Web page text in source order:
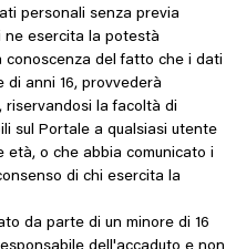
personali senza previa
ne esercita la potestà
conoscenza del fatto che i dati
anni 16, provvederà
riservandosi la facoltà di
sul Portale a qualsiasi utente
o che abbia comunicato i
di chi esercita la
da parte di un minore di 16
dell'accaduto e non